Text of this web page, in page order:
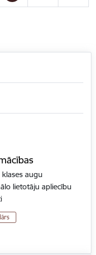
augu
lietotāju apliecību